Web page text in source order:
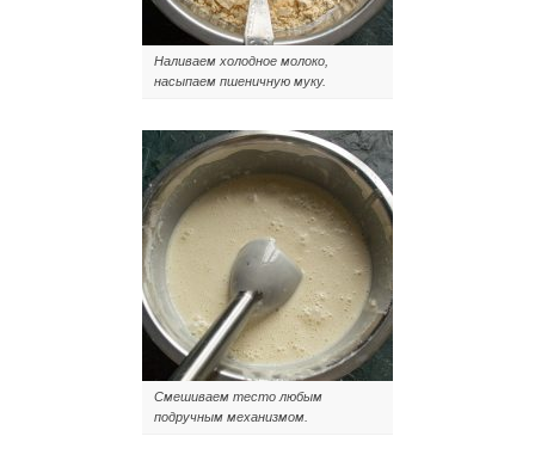
Наливаем холодное молоко,
насыпаем пшеничную муку.
Смешиваем тесто любым
подручным механизмом.